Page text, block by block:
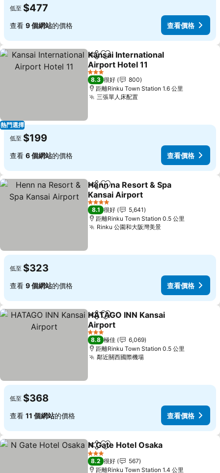
低至 $477
查看 9 個網站的價格 查看價格
熱門選擇
分享 放到收藏夾
Kansai International
Airport Hotel 11
3 星級
8.3 很好
800
距離Rinku Town Station 1.6 公里
三張單人床配置
低至 $199
查看 6 個網站的價格 查看價格
分享 放到收藏夾
Henn na Resort & Spa
Kansai Airport
4 星級
8.1 很好
5,641
距離Rinku Town Station 0.5 公里
Rinku 公園和大阪灣美景
低至 $323
查看 9 個網站的價格 查看價格
分享 放到收藏夾
HATAGO INN Kansai
Airport
3 星級
8.8 極佳
6,069
距離Rinku Town Station 0.5 公里
鄰近關西國際機場
低至 $368
查看 11 個網站的價格 查看價格
分享 放到收藏夾
N Gate Hotel Osaka
3 星級
8.2 很好
567
距離Rinku Town Station 1.4 公里